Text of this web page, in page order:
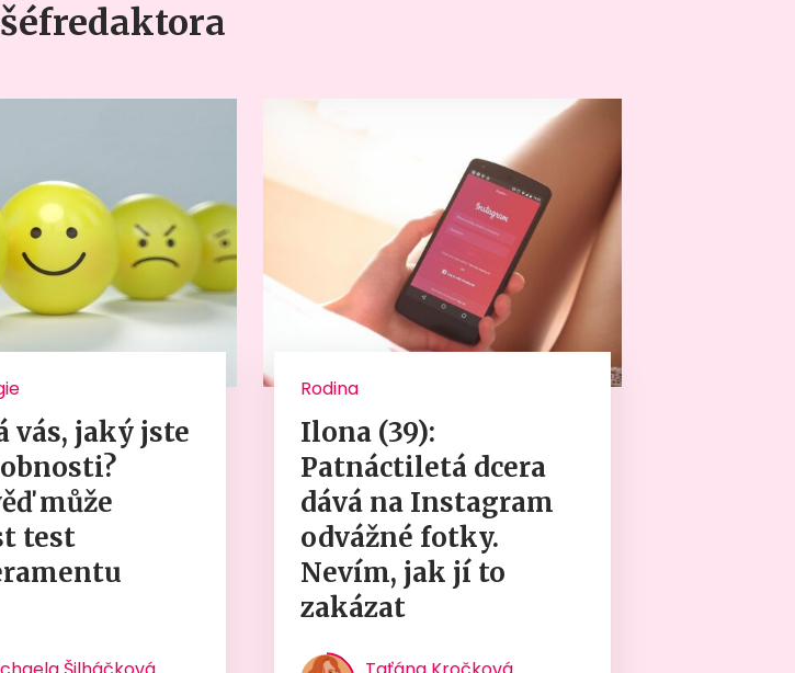
vás, jaký jste
může
test
Rodina
Ilona (39):
Patnáctiletá dcera
dává na Instagram
odvážné fotky.
Nevím, jak jí to
zakázat